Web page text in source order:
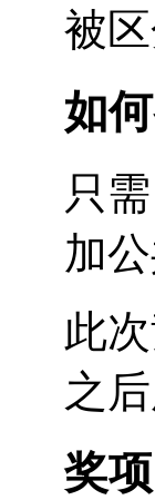
被区
如
只需
加
此
之
奖